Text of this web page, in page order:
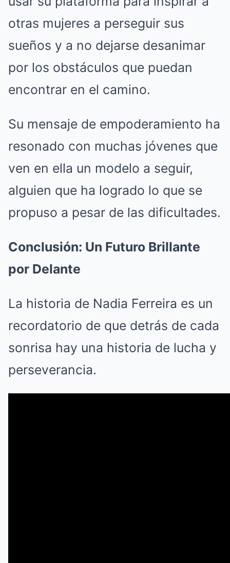
otras mujeres a perseguir sus
sueños y a no dejarse desanimar
por los obstáculos que puedan
encontrar en el camino.
Su mensaje de empoderamiento ha
resonado con muchas jóvenes que
ven en ella un modelo a seguir,
alguien que ha logrado lo que se
propuso a pesar de las dificultades.
Conclusión: Un Futuro Brillante
por Delante
La historia de Nadia Ferreira es un
recordatorio de que detrás de cada
sonrisa hay una historia de lucha y
perseverancia.